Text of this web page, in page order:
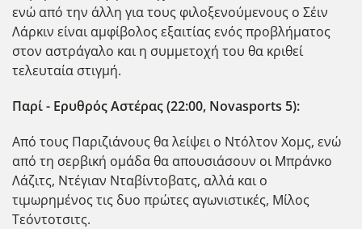
ενώ από την άλλη για τους φιλοξενούμενους ο Σέιν
Λάρκιν είναι αμφίβολος εξαιτίας ενός προβλήματος
στον αστράγαλο και η συμμετοχή του θα κριθεί
τελευταία στιγμή.
Παρί - Ερυθρός Αστέρας (22:00, Novasports 5):
Από τους Παριζιάνους θα λείψει ο Ντόλτον Χομς, ενώ
από τη σερβική ομάδα θα απουσιάσουν οι Μπράνκο
Λάζιτς, Ντέγιαν Νταβίντοβατς, αλλά και ο
τιμωρημένος τις δυο πρώτες αγωνιστικές, Μίλος
Τεόντοτσιτς.